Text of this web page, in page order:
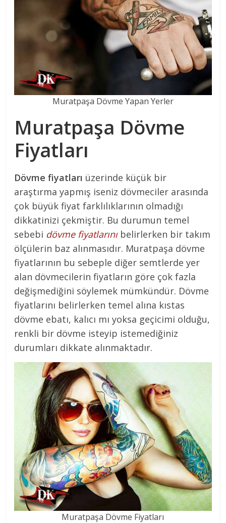
Muratpaşa Dövme Yapan Yerler
Muratpaşa Dövme
Fiyatları
Dövme fiyatları üzerinde küçük bir
araştırma yapmış iseniz dövmeciler arasında
çok büyük fiyat farklılıklarının olmadığı
dikkatinizi çekmiştir. Bu durumun temel
sebebi dövme fiyatlarınıbelirlerken bir takım
ölçülerin baz alınmasıdır. Muratpaşa dövme
fiyatlarının bu sebeple diğer semtlerde yer
alan dövmecilerin fiyatların göre çok fazla
değişmediğini söylemek mümkündür. Dövme
fiyatlarını belirlerken temel alına kıstas
dövme ebatı, kalıcı mı yoksa geçicimi olduğu,
renkli bir dövme isteyip istemediğiniz
durumları dikkate alınmaktadır.
Muratpaşa Dövme Fiyatları